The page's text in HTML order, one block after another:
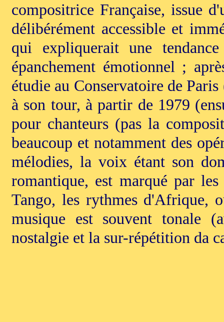
compositrice Française, issue
délibérément accessible et
qui expliquerait une
épanchement émotionnel ;
étudie au Conservatoire de
à son tour, à partir de 1979
pour chanteurs (pas la
beaucoup et notamment des
mélodies, la voix étant son
romantique, est marqué par
Tango, les rythmes d'Afrique,
musique est souvent tonale
nostalgie et la sur-répétition da